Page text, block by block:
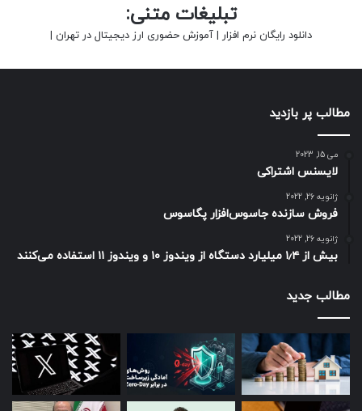
تبلیغات متنی:
دانلود رایگان نرم افزار | آموزش حضوری ارز دیجیتال در تهران |
مطالب پر بازدید
می 15, 2023
لایسنس اشتراکی
ژانویه 26, 2022
فروش سازنده جاسوس‌افزار پگاسوس
ژانویه 26, 2022
بیش از ۱٫۴ میلیارد دستگاه از ویندوز ۱۰ و ویندوز ۱۱ استفاده می‌کنند
مطالب جدید